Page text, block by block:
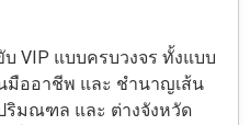
VIP แบบครบวงจร ทั้งแบบ
มืออาชีพ และ ชำนาญเส้น
ริมณฑล และ ต่างจังหวัด